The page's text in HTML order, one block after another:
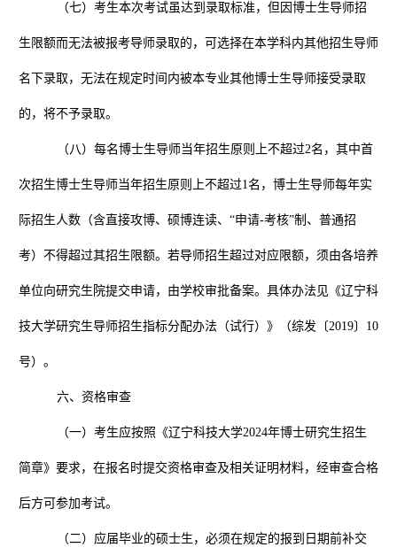
（七）考生本次考试虽达到录取标准，但因博士生导师招
生限额而无法被报考导师录取的，可选择在本学科内其他招生导师
名下录取，无法在规定时间内被本专业其他博士生导师接受录取
的，将不予录取。
（八）每名博士生导师当年招生原则上不超过2名，其中首
次招生博士生导师当年招生原则上不超过1名，博士生导师每年实
际招生人数（含直接攻博、硕博连读、 “申请-考核”制、普通招
考）不得超过其招生限额。若导师招生超过对应限额，须由各培养
单位向研究生院提交申请，由学校审批备案。具体办法见《辽宁科
技大学研究生导师招生指标分配办法（试行）》（综发〔2019〕 10
号）。
六、资格审查
（一）考生应按照《辽宁科技大学2024年博士研究生招生
简章》要求，在报名时提交资格审查及相关证明材料，经审查合格
后方可参加考试。
（二）应届毕业的硕士生，必须在规定的报到日期前补交